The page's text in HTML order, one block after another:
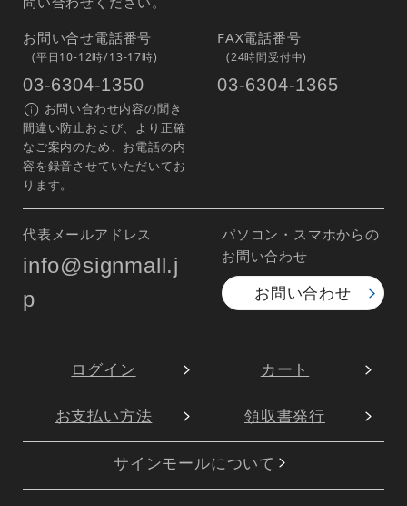
お問い合せ電話番号
(平日10-12時/13-17時)
03-6304-1350
お問い合わせ内容の聞き
間違い防止および、より正確
なご案内のため、お電話の内
容を録音させていただいてお
ります。
FAX電話番号
(24時間受付中)
03-6304-1365
代表メールアドレス
info@signmall.j
p
パソコン・スマホからの
お問い合わせ
お問い合わせ
ログイン カート
お支払い方法 領収書発行
サインモールについて